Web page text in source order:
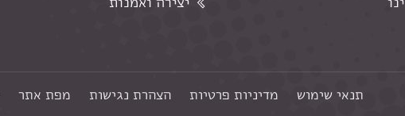
תנאי שימוש מדיניות פרטיות הצהרת נגישות מפת אתר